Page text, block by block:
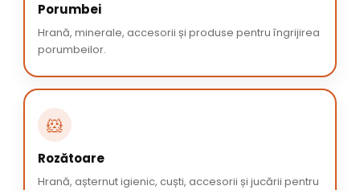
Porumbei
Hrană, minerale, accesorii și produse pentru îngrijirea
porumbeilor.
🐹
Rozătoare
Hrană, așternut igienic, cuști, accesorii și jucării pentru